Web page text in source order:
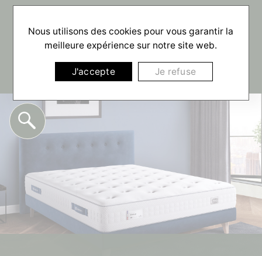
☰
Nous utilisons des cookies pour vous garantir la
meilleure expérience sur notre site web.
J'accepte Je refuse